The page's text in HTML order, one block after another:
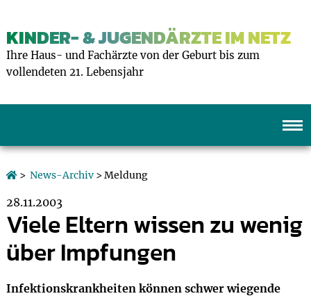
KINDER- & JUGENDÄRZTE IM NETZ
Ihre Haus- und Fachärzte von der Geburt bis zum
vollendeten 21. Lebensjahr
> News-Archiv> Meldung
28.11.2003
Viele Eltern wissen zu wenig
über Impfungen
Infektionskrankheiten können schwer wiegende